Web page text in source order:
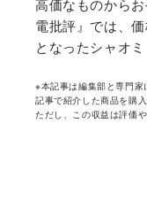
高価なものから
電批評』では、
となったシャオ
※本記事は編集部と専門家
記事で紹介した商品を購
ただし、この収益は評価